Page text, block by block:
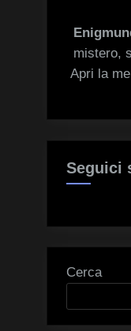
mistero,
Apri la
Seguici
Cerca